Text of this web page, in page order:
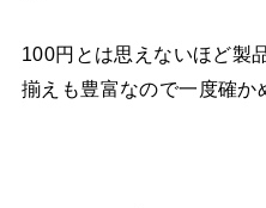
100円とは思えないほど製
揃えも豊富なので一度確か